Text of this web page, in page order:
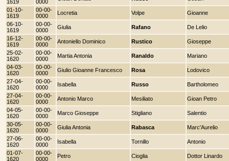
1619
0000
01-10-
1619
00-00-
0000
Locretia Volpe
Gioanne
06-10-
1619
00-00-
0000
Giulia Rafano
De Lelio
16-12-
1619
00-00-
0000
Antoniello Dominico Rustico
Gioseppe
25-02-
1620
00-00-
0000
Martia Antonia Ranaldo
Mariano
04-03-
1620
00-00-
0000
Giulio Gioanne Francesco Rosa
Lodovico
27-04-
1620
00-00-
0000
Isabella Russo
Bartholomeo
27-04-
1620
00-00-
0000
Antonio Marco Mesiliato
Gioan Petro
04-05-
1620
00-00-
0000
Marco Gioseppe Stigliano
Salentio
30-05-
1620
00-00-
0000
Giulia Antonia Rabasca
Marc'Aurelio
27-06-
1620
00-00-
0000
Isabella Tornillo
Antonio
01-07-
1620
00-00-
0000
Petro Cioglia
Dottor Linardo